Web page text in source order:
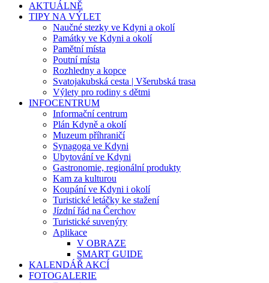
AKTUÁLNĚ
TIPY NA VÝLET
Naučné stezky ve Kdyni a okolí
Památky ve Kdyni a okolí
Pamětní místa
Poutní místa
Rozhledny a kopce
Svatojakubská cesta | Všerubská trasa
Výlety pro rodiny s dětmi
INFOCENTRUM
Informační centrum
Plán Kdyně a okolí
Muzeum příhraničí
Synagoga ve Kdyni
Ubytování ve Kdyni
Gastronomie, regionální produkty
Kam za kulturou
Koupání ve Kdyni i okolí
Turistické letáčky ke stažení
Jízdní řád na Čerchov
Turistické suvenýry
Aplikace
V OBRAZE
SMART GUIDE
KALENDÁŘ AKCÍ
FOTOGALERIE